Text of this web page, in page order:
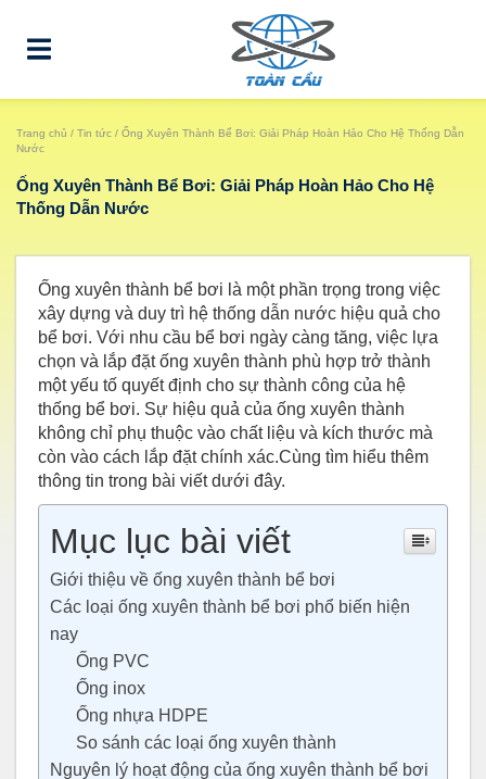
Trang chủ / Tin tức / Ống Xuyên Thành Bể Bơi: Giải Pháp Hoàn Hảo Cho Hệ Thống Dẫn
Nước
Ống Xuyên Thành Bể Bơi: Giải Pháp Hoàn Hảo Cho Hệ
Thống Dẫn Nước
Ống xuyên thành bể bơi là một phần trọng trong việc
xây dựng và duy trì hệ thống dẫn nước hiệu quả cho
bể bơi. Với nhu cầu bể bơi ngày càng tăng, việc lựa
chọn và lắp đặt ống xuyên thành phù hợp trở thành
một yếu tố quyết định cho sự thành công của hệ
thống bể bơi. Sự hiệu quả của ống xuyên thành
không chỉ phụ thuộc vào chất liệu và kích thước mà
còn vào cách lắp đặt chính xác.Cùng tìm hiểu thêm
thông tin trong bài viết dưới đây.
Mục lục bài viết
Giới thiệu về ống xuyên thành bể bơi
Các loại ống xuyên thành bể bơi phổ biến hiện
nay
Ống PVC
Ống inox
Ống nhựa HDPE
So sánh các loại ống xuyên thành
Nguyên lý hoạt động của ống xuyên thành bể bơi